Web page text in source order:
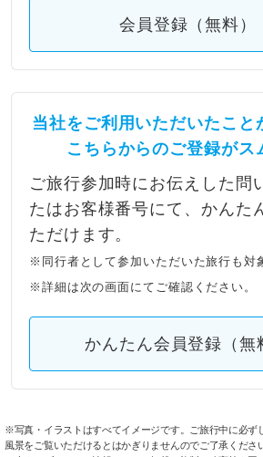
会員登録（無料）
当社をご利用いただいたこと
こちらからのご登録がス
ご旅行参加時にお伝えした問
たはお客様番号にて、かんた
ただけます。
※同行者として参加いただいた旅行も対
※詳細は次の画面にてご確認ください。
かんたん会員登録（無
※写真・イラストはすべてイメージです。ご旅行中に必ず
風景をご覧いただけるとはかぎりませんのでご了承くださ